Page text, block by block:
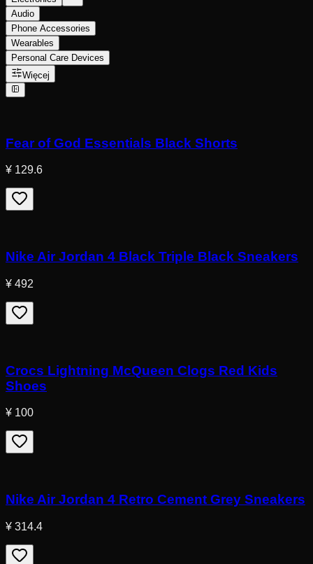
Audio
Phone Accessories
Wearables
Personal Care Devices
Więcej
Fear of God Essentials Black Shorts
¥ 129.6
Nike Air Jordan 4 Black Triple Black Sneakers
¥ 492
Crocs Lightning McQueen Clogs Red Kids
Shoes
¥ 100
Nike Air Jordan 4 Retro Cement Grey Sneakers
¥ 314.4